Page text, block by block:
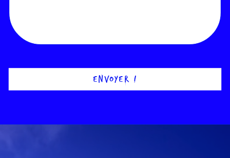
ENVOYER !